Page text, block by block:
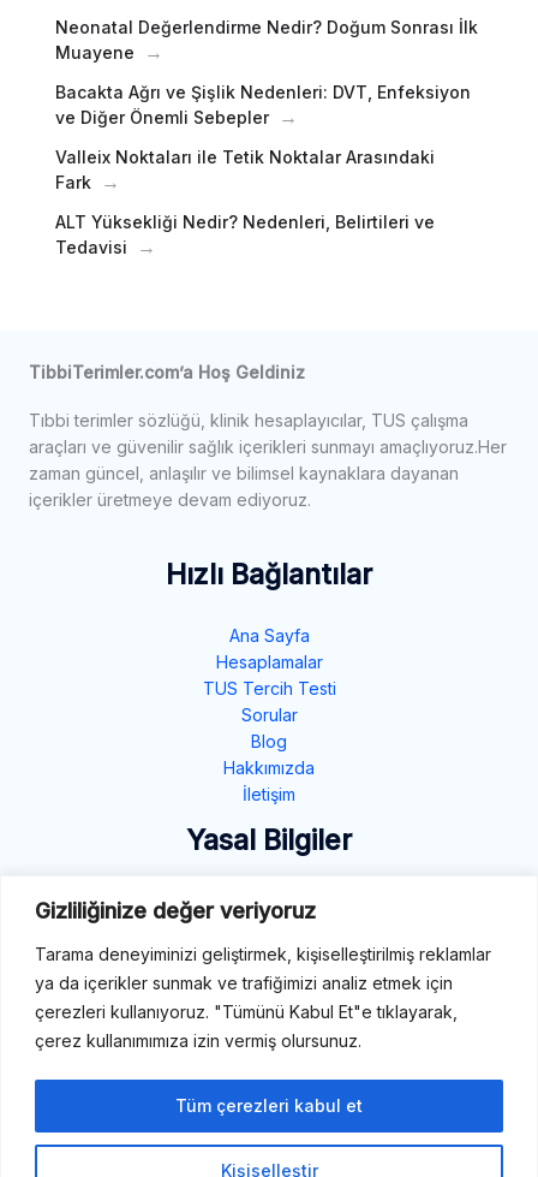
Gizliliğinize değer veriyoruz
Tarama deneyiminizi geliştirmek, kişiselleştirilmiş reklamlar
ya da içerikler sunmak ve trafiğimizi analiz etmek için
çerezleri kullanıyoruz. "Tümünü Kabul Et"e tıklayarak,
çerez kullanımımıza izin vermiş olursunuz.
Kişiselleştir
Tüm çerezleri kabul et
Neonatal Değerlendirme Nedir? Doğum Sonrası İlk
Muayene
Bacakta Ağrı ve Şişlik Nedenleri: DVT, Enfeksiyon
ve Diğer Önemli Sebepler
Valleix Noktaları ile Tetik Noktalar Arasındaki
Fark
ALT Yüksekliği Nedir? Nedenleri, Belirtileri ve
Tedavisi
TibbiTerimler.com’a Hoş Geldiniz
Tıbbi terimler sözlüğü, klinik hesaplayıcılar, TUS çalışma
araçları ve güvenilir sağlık içerikleri sunmayı amaçlıyoruz.Her
zaman güncel, anlaşılır ve bilimsel kaynaklara dayanan
içerikler üretmeye devam ediyoruz.
Hızlı Bağlantılar
Ana Sayfa
Hesaplamalar
TUS Tercih Testi
Sorular
Blog
Hakkımızda
İletişim
Yasal Bilgiler
Gizlilik Politikası
Çerez Politikası
Şartlar ve Koşullar
İletişim
E-Mail: destek@tibbiterimler.com
LinkedIn